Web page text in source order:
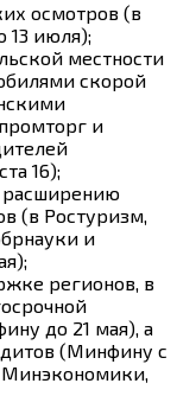
осмотров (в
13 июля);
местности
скорой
и
16);
расширению
(в Ростуризм,
и
регионов, в
до 21 мая), а
(Минфину с
Минэкономики,